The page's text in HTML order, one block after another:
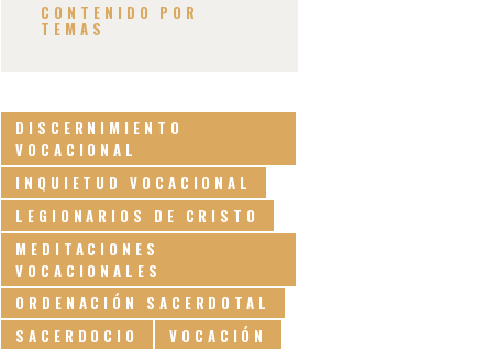
CONTENIDO POR
TEMAS
DISCERNIMIENTO
VOCACIONAL
INQUIETUD VOCACIONAL
LEGIONARIOS DE CRISTO
MEDITACIONES
VOCACIONALES
ORDENACIÓN SACERDOTAL
SACERDOCIO
VOCACIÓN